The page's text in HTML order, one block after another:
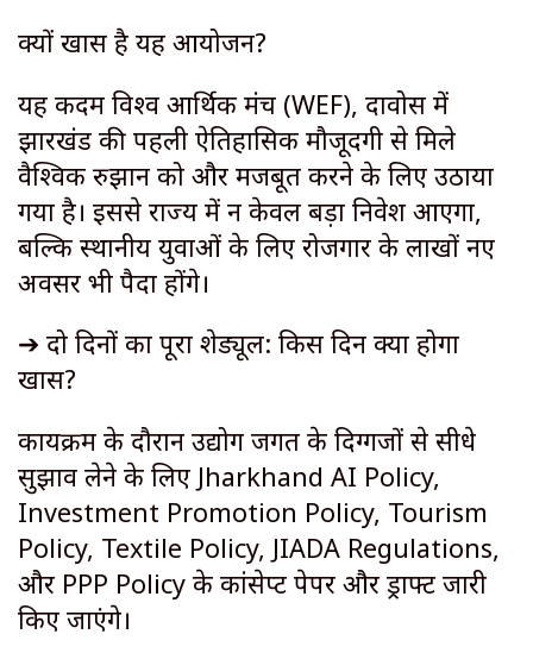
क्यों खास है यह आयोजन?
यह कदम विश्व आर्थिक मंच (WEF), दावोस में
झारखंड की पहली ऐतिहासिक मौजूदगी से मिले
वैश्विक रुझान को और मजबूत करने के लिए उठाया
गया है। इससे राज्य में न केवल बड़ा निवेश आएगा,
बल्कि स्थानीय युवाओं के लिए रोजगार के लाखों नए
अवसर भी पैदा होंगे।
➔ दो दिनों का पूरा शेड्यूल: किस दिन क्या होगा
खास?
कार्यक्रम के दौरान उद्योग जगत के दिग्गजों से सीधे
सुझाव लेने के लिए Jharkhand AI Policy,
Investment Promotion Policy, Tourism
Policy, Textile Policy, JIADA Regulations,
और PPP Policy के कांसेप्ट पेपर और ड्राफ्ट जारी
किए जाएंगे।